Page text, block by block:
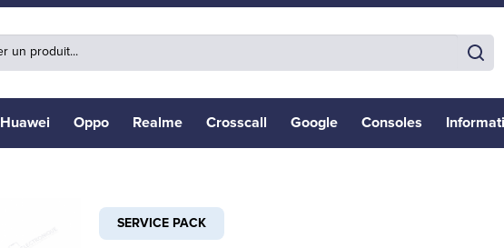
Huawei Oppo Realme Crosscall Google Consoles
SERVICE PACK